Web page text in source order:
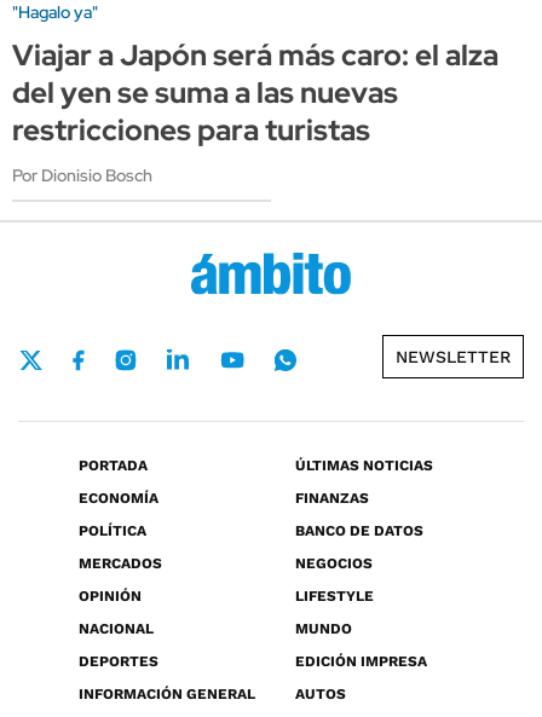
"Hagalo ya"
Viajar a Japón será más caro: el alza
del yen se suma a las nuevas
restricciones para turistas
Por Dionisio Bosch
NEWSLETTER
PORTADA
ÚLTIMAS NOTICIAS
ECONOMÍA
FINANZAS
POLÍTICA
BANCO DE DATOS
MERCADOS
NEGOCIOS
OPINIÓN
LIFESTYLE
NACIONAL
MUNDO
DEPORTES
EDICIÓN IMPRESA
INFORMACIÓN GENERAL
AUTOS